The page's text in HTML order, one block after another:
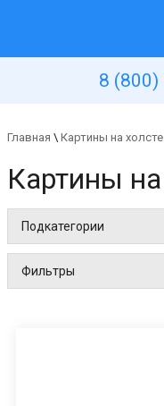
8 (800)
Главная \ Картины на холсте
Картины
Подкатегории
Фильтры